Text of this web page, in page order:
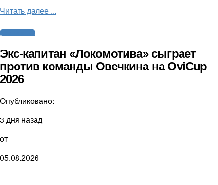
Читать далее ...
Другие виды
Экс-капитан «Локомотива» сыграет
против команды Овечкина на OviCup
2026
Опубликовано:
3 дня назад
от
05.08.2026